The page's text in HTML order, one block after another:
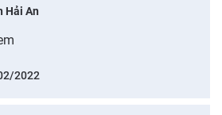
Hải An
2022